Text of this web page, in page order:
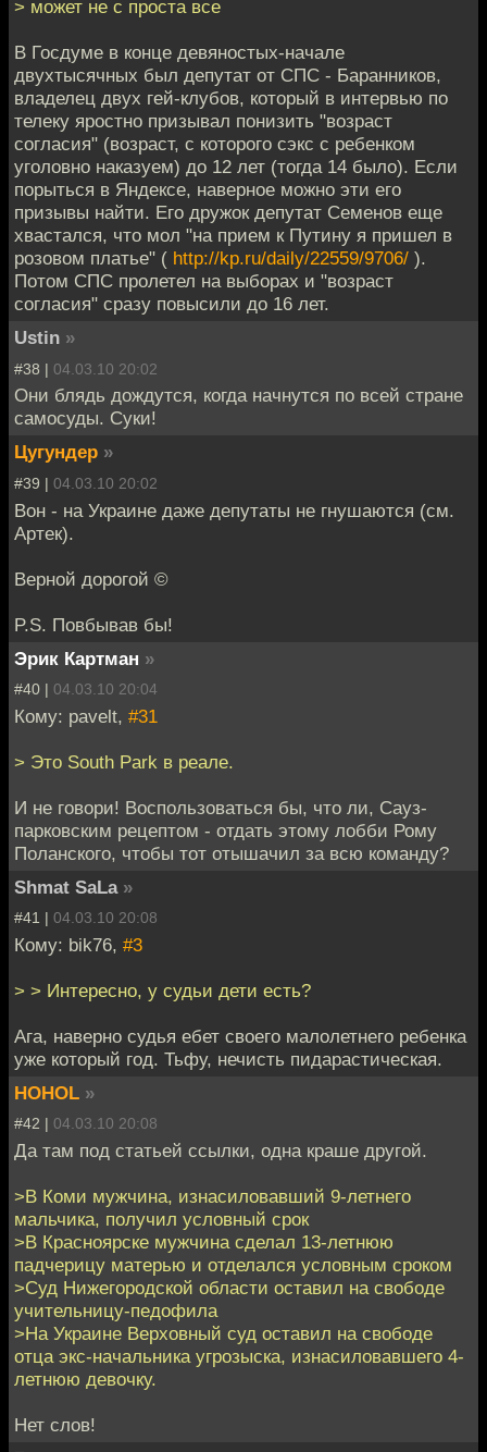
> может не с проста все
В Госдуме в конце девяностых-начале
двухтысячных был депутат от СПС - Баранников,
владелец двух гей-клубов, который в интервью по
телеку яростно призывал понизить "возраст
согласия" (возраст, с которого сэкс с ребенком
уголовно наказуем) до 12 лет (тогда 14 было). Если
порыться в Яндексе, наверное можно эти его
призывы найти. Его дружок депутат Семенов еще
хвастался, что мол "на прием к Путину я пришел в
розовом платье" ( http://kp.ru/daily/22559/9706/ ).
Потом СПС пролетел на выборах и "возраст
согласия" сразу повысили до 16 лет.
Ustin »
#38 | 04.03.10 20:02
Они блядь дождутся, когда начнутся по всей стране
самосуды. Суки!
Цугундер »
#39 | 04.03.10 20:02
Вон - на Украине даже депутаты не гнушаются (см.
Артек).
Верной дорогой ©
P.S. Повбывав бы!
Эрик Картман »
#40 | 04.03.10 20:04
Кому: pavelt, #31
> Это South Park в реале.
И не говори! Воспользоваться бы, что ли, Сауз-
парковским рецептом - отдать этому лобби Рому
Поланского, чтобы тот отышачил за всю команду?
Shmat SaLa »
#41 | 04.03.10 20:08
Кому: bik76, #3
> > Интересно, у судьи дети есть?
Ага, наверно судья ебет своего малолетнего ребенка
уже который год. Тьфу, нечисть пидарастическая.
HOHOL »
#42 | 04.03.10 20:08
Да там под статьей ссылки, одна краше другой.
>В Коми мужчина, изнасиловавший 9-летнего
мальчика, получил условный срок
>В Красноярске мужчина сделал 13-летнюю
падчерицу матерью и отделался условным сроком
>Суд Нижегородской области оставил на свободе
учительницу-педофила
>На Украине Верховный суд оставил на свободе
отца экс-начальника угрозыска, изнасиловавшего 4-
летнюю девочку.
Нет слов!